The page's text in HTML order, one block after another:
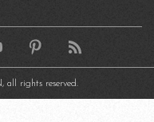
all rights reserved.